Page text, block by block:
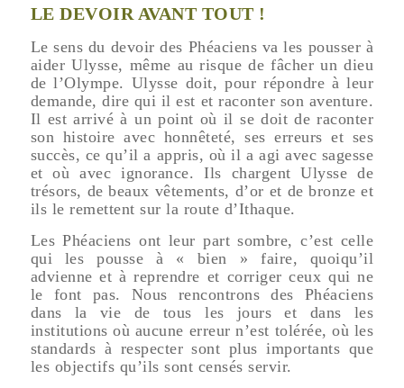
LE DEVOIR AVANT TOUT !
Le sens du devoir des Phéaciens va les pousser à
aider Ulysse, même au risque de fâcher un dieu
de l’Olympe. Ulysse doit, pour répondre à leur
demande, dire qui il est et raconter son aventure.
Il est arrivé à un point où il se doit de raconter
son histoire avec honnêteté, ses erreurs et ses
succès, ce qu’il a appris, où il a agi avec sagesse
et où avec ignorance. Ils chargent Ulysse de
trésors, de beaux vêtements, d’or et de bronze et
ils le remettent sur la route d’Ithaque.
Les Phéaciens ont leur part sombre, c’est celle
qui les pousse à « bien » faire, quoiqu’il
advienne et à reprendre et corriger ceux qui ne
le font pas. Nous rencontrons des Phéaciens
dans la vie de tous les jours et dans les
institutions où aucune erreur n’est tolérée, où les
standards à respecter sont plus importants que
les objectifs qu’ils sont censés servir.